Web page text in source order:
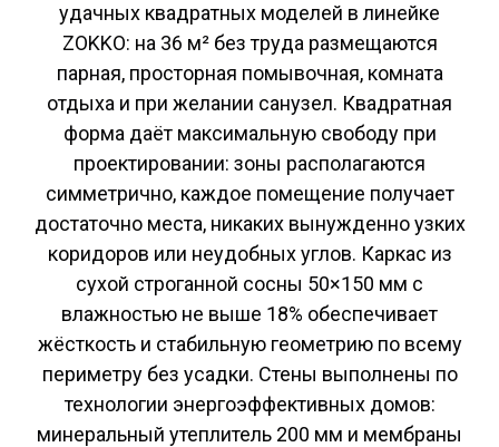
удачных квадратных моделей в линейке
ZOKKO: на 36 м² без труда размещаются
парная, просторная помывочная, комната
отдыха и при желании санузел. Квадратная
форма даёт максимальную свободу при
проектировании: зоны располагаются
симметрично, каждое помещение получает
достаточно места, никаких вынужденно узких
коридоров или неудобных углов. Каркас из
сухой строганной сосны 50×150 мм с
влажностью не выше 18% обеспечивает
жёсткость и стабильную геометрию по всему
периметру без усадки. Стены выполнены по
технологии энергоэффективных домов:
минеральный утеплитель 200 мм и мембраны